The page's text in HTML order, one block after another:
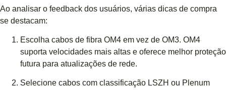
Ao analisar o feedback dos usuários, várias dicas de compra
se destacam:
Escolha cabos de fibra OM4 em vez de OM3. OM4
suporta velocidades mais altas e oferece melhor proteção
futura para atualizações de rede.
Selecione cabos com classificação LSZH ou Plenum